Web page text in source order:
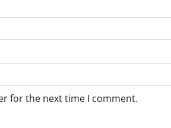
for the next time I comment.